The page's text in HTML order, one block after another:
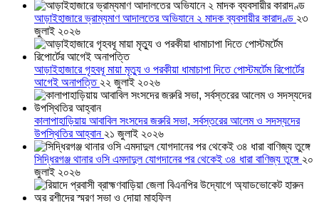
আড়াইহাজারে ভ্রাম্যমাণ আদালতের অভিযানে ২ মাদক ব্যবসায়ীর কারাদণ্ড ২৩
জুলাই ২০২৬
আড়াইহাজারে গৃহবধূ মায়া মৃত্যু ও পরকীয়া ধামাচাপা দিতে পোস্টমর্টেম রিপোর্টের
আগেই অনাপত্তি ২২ জুলাই ২০২৬
কালাপাহাড়িয়ায় আবাবিল সংসদের জরুরি সভা, সর্বস্তরের আলেম ও সদস্যদের
উপস্থিতির আহ্বান ২১ জুলাই ২০২৬
সিদ্ধিরগঞ্জ থানার ওসি এমদাদুল যোগদানের পর থেকেই ৩৪ ধারা বাণিজ্য তুঙ্গে ২০
জুলাই ২০২৬